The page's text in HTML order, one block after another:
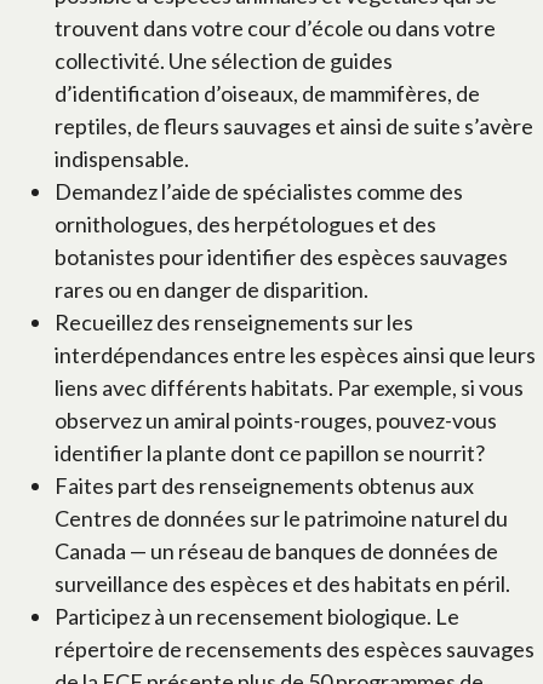
trouvent dans votre cour d’école ou dans votre
collectivité. Une sélection de guides
d’identification d’oiseaux, de mammifères, de
reptiles, de fleurs sauvages et ainsi de suite s’avère
indispensable.
Demandez l’aide de spécialistes comme des
ornithologues, des herpétologues et des
botanistes pour identifier des espèces sauvages
rares ou en danger de disparition.
Recueillez des renseignements sur les
interdépendances entre les espèces ainsi que leurs
liens avec différents habitats. Par exemple, si vous
observez un amiral points-rouges, pouvez-vous
identifier la plante dont ce papillon se nourrit?
Faites part des renseignements obtenus aux
Centres de données sur le patrimoine naturel du
Canada — un réseau de banques de données de
surveillance des espèces et des habitats en péril.
Participez à un recensement biologique. Le
répertoire de recensements des espèces sauvages